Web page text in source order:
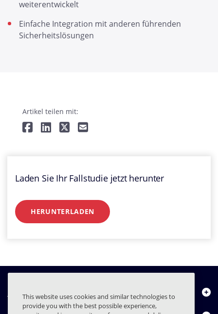
weiterentwickelt
Einfache Integration mit anderen führenden
Sicherheitslösungen
Artikel teilen mit:
Laden Sie Ihr Fallstudie jetzt herunter
HERUNTERLADEN
Über uns
This website uses cookies and similar technologies to
provide you with the best possible experience,